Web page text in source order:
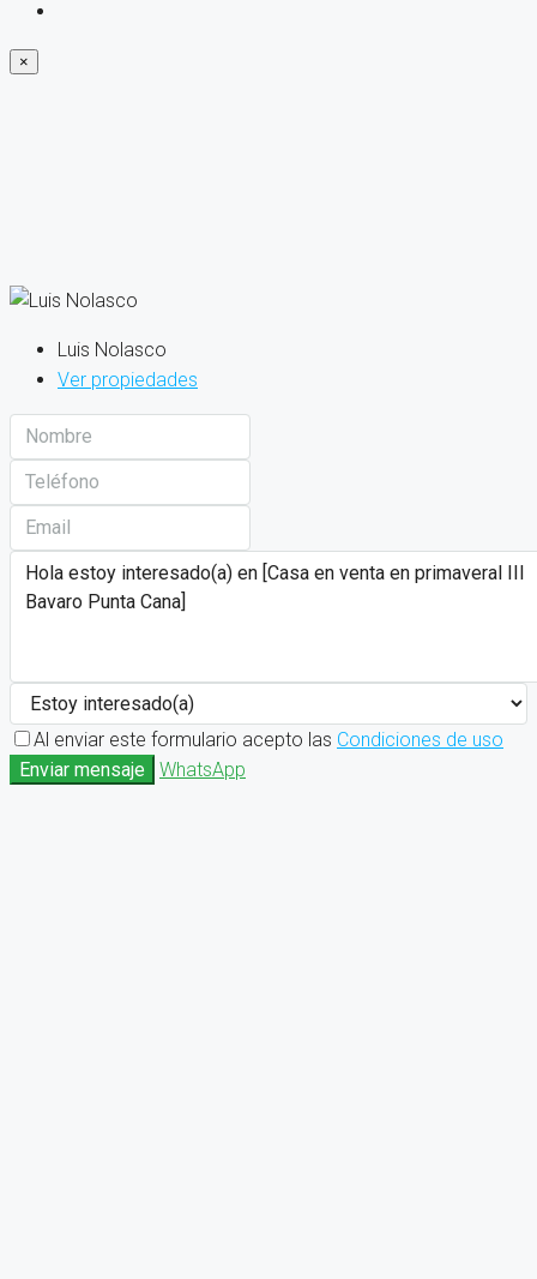
×
Luis Nolasco
Ver propiedades
Al enviar este formulario acepto las Condiciones de uso
Enviar mensaje
WhatsApp